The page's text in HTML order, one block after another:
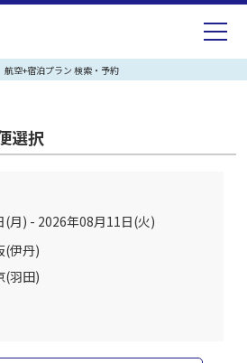
航空+宿泊プラン 検索・予約
選択
(月) - 2026年08月11日(火)
(伊丹)
(羽田)